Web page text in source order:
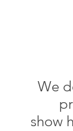
We
show